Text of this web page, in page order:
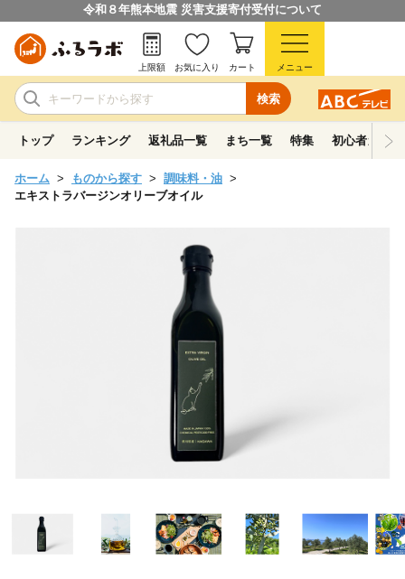
令和８年熊本地震 災害支援寄付受付について
検索
上限額 お気に入り カート メニュー
トップ ランキング 返礼品一覧 まち一覧 特集 初心者ガイド
ホーム ものから探す
調味料・油
エキストラバージンオリーブオイル